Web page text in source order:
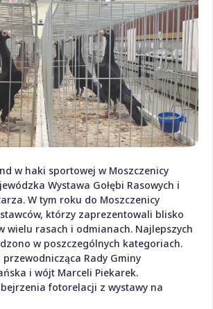
w haki sportowej w Moszczenicy
Wystawa Gołębi Rasowych i
W tym roku do Moszczenicy
którzy zaprezentowali blisko
wielu rasach i odmianach. Najlepszych
w poszczególnych kategoriach.
Rady Gminy
i wójt Marceli Piekarek.
fotorelacji z wystawy na